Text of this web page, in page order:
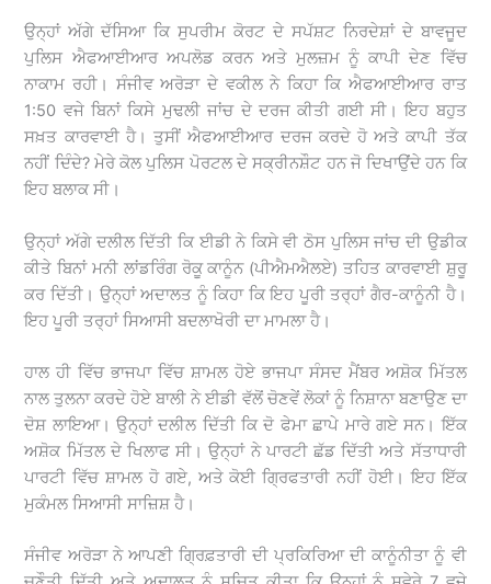
ਉਨ੍ਹਾਂ ਅੱਗੇ ਦੱਸਿਆ ਕਿ ਸੁਪਰੀਮ ਕੋਰਟ ਦੇ ਸਪੱਸ਼ਟ ਨਿਰਦੇਸ਼ਾਂ ਦੇ ਬਾਵਜੂਦ
ਪੁਲਿਸ ਐਫਆਈਆਰ ਅਪਲੋਡ ਕਰਨ ਅਤੇ ਮੁਲਜ਼ਮ ਨੂੰ ਕਾਪੀ ਦੇਣ ਵਿੱਚ
ਨਾਕਾਮ ਰਹੀ। ਸੰਜੀਵ ਅਰੋੜਾ ਦੇ ਵਕੀਲ ਨੇ ਕਿਹਾ ਕਿ ਐਫਆਈਆਰ ਰਾਤ
1:50 ਵਜੇ ਬਿਨਾਂ ਕਿਸੇ ਮੁਢਲੀ ਜਾਂਚ ਦੇ ਦਰਜ ਕੀਤੀ ਗਈ ਸੀ। ਇਹ ਬਹੁਤ
ਸਖ਼ਤ ਕਾਰਵਾਈ ਹੈ। ਤੁਸੀਂ ਐਫਆਈਆਰ ਦਰਜ ਕਰਦੇ ਹੋ ਅਤੇ ਕਾਪੀ ਤੱਕ
ਨਹੀਂ ਦਿੰਦੇ? ਮੇਰੇ ਕੋਲ ਪੁਲਿਸ ਪੋਰਟਲ ਦੇ ਸਕ੍ਰੀਨਸ਼ੌਟ ਹਨ ਜੋ ਦਿਖਾਉਂਦੇ ਹਨ ਕਿ
ਇਹ ਬਲਾਕ ਸੀ।
ਉਨ੍ਹਾਂ ਅੱਗੇ ਦਲੀਲ ਦਿੱਤੀ ਕਿ ਈਡੀ ਨੇ ਕਿਸੇ ਵੀ ਠੋਸ ਪੁਲਿਸ ਜਾਂਚ ਦੀ ਉਡੀਕ
ਕੀਤੇ ਬਿਨਾਂ ਮਨੀ ਲਾਂਡਰਿੰਗ ਰੋਕੂ ਕਾਨੂੰਨ (ਪੀਐਮਐਲਏ) ਤਹਿਤ ਕਾਰਵਾਈ ਸ਼ੁਰੂ
ਕਰ ਦਿੱਤੀ। ਉਨ੍ਹਾਂ ਅਦਾਲਤ ਨੂੰ ਕਿਹਾ ਕਿ ਇਹ ਪੂਰੀ ਤਰ੍ਹਾਂ ਗੈਰ-ਕਾਨੂੰਨੀ ਹੈ।
ਇਹ ਪੂਰੀ ਤਰ੍ਹਾਂ ਸਿਆਸੀ ਬਦਲਾਖੋਰੀ ਦਾ ਮਾਮਲਾ ਹੈ।
ਹਾਲ ਹੀ ਵਿੱਚ ਭਾਜਪਾ ਵਿੱਚ ਸ਼ਾਮਲ ਹੋਏ ਭਾਜਪਾ ਸੰਸਦ ਮੈਂਬਰ ਅਸ਼ੋਕ ਮਿੱਤਲ
ਨਾਲ ਤੁਲਨਾ ਕਰਦੇ ਹੋਏ ਬਾਲੀ ਨੇ ਈਡੀ ਵੱਲੋਂ ਚੋਣਵੇਂ ਲੋਕਾਂ ਨੂੰ ਨਿਸ਼ਾਨਾ ਬਣਾਉਣ ਦਾ
ਦੋਸ਼ ਲਾਇਆ। ਉਨ੍ਹਾਂ ਦਲੀਲ ਦਿੱਤੀ ਕਿ ਦੋ ਫੇਮਾ ਛਾਪੇ ਮਾਰੇ ਗਏ ਸਨ। ਇੱਕ
ਅਸ਼ੋਕ ਮਿੱਤਲ ਦੇ ਖਿਲਾਫ ਸੀ। ਉਨ੍ਹਾਂ ਨੇ ਪਾਰਟੀ ਛੱਡ ਦਿੱਤੀ ਅਤੇ ਸੱਤਾਧਾਰੀ
ਪਾਰਟੀ ਵਿੱਚ ਸ਼ਾਮਲ ਹੋ ਗਏ, ਅਤੇ ਕੋਈ ਗ੍ਰਿਫਤਾਰੀ ਨਹੀਂ ਹੋਈ। ਇਹ ਇੱਕ
ਮੁਕੰਮਲ ਸਿਆਸੀ ਸਾਜ਼ਿਸ਼ ਹੈ।
ਸੰਜੀਵ ਅਰੋੜਾ ਨੇ ਆਪਣੀ ਗ੍ਰਿਫ਼ਤਾਰੀ ਦੀ ਪ੍ਰਕਿਰਿਆ ਦੀ ਕਾਨੂੰਨੀਤਾ ਨੂੰ ਵੀ